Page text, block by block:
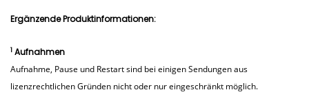
Ergänzende Produktinformationen:
1 Aufnahmen
Aufnahme, Pause und Restart sind bei einigen Sendungen aus
lizenzrechtlichen Gründen nicht oder nur eingeschränkt möglich.